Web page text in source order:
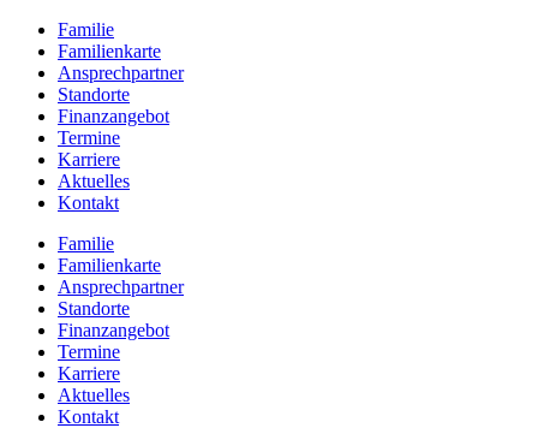
Zum
Inhalt
springen
Familie
Familienkarte
Ansprechpartner
Standorte
Finanzangebot
Termine
Karriere
Aktuelles
Kontakt
Familie
Familienkarte
Ansprechpartner
Standorte
Finanzangebot
Termine
Karriere
Aktuelles
Kontakt